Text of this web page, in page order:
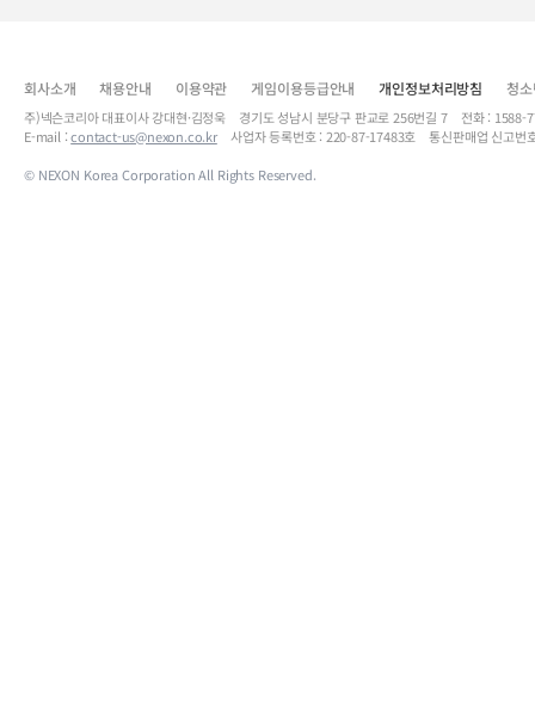
회사소개 채용안내 이용약관 게임이용등급안내 개인정보처리방침 청
주)넥슨코리아 대표이사 강대현·김정욱 경기도 성남시 분당구 판교로 256번길 7 전화 :
E-mail :contact-us@nexon.co.kr사업자 등록번호 : 220-87-17483호 통신판매업 신고번
© NEXON Korea Corporation All Rights Reserved.